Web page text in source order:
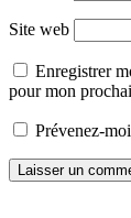
Site web
Enregistrer
pour mon
Prévenez-